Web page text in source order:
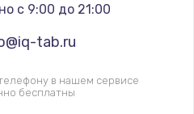
с 9:00 до 21:00
tab.ru
в нашем сервисе
бесплатны